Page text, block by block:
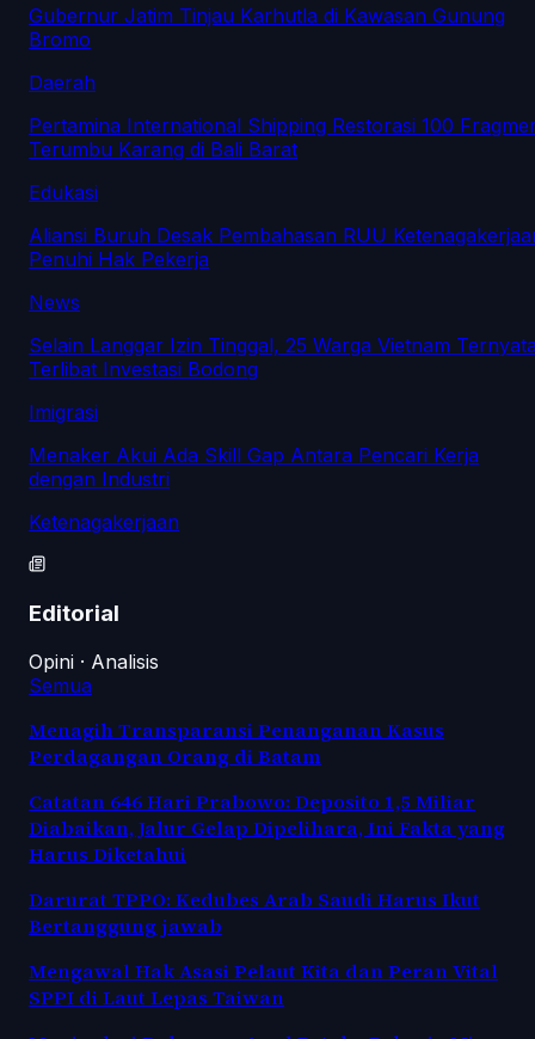
Gubernur Jatim Tinjau Karhutla di Kawasan Gunung
Bromo
Daerah
Pertamina International Shipping Restorasi 100
Terumbu Karang di Bali Barat
Edukasi
Aliansi Buruh Desak Pembahasan RUU
Penuhi Hak Pekerja
News
Selain Langgar Izin Tinggal, 25 Warga Vietnam
Terlibat Investasi Bodong
Imigrasi
Menaker Akui Ada Skill Gap Antara Pencari Kerja
dengan Industri
Ketenagakerjaan
Editorial
Opini · Analisis
Semua
Menagih Transparansi Penanganan Kasus
Perdagangan Orang di Batam
Catatan 646 Hari Prabowo: Deposito 1,5 Miliar
Diabaikan, Jalur Gelap Dipelihara, Ini Fakta yang
Harus Diketahui
Darurat TPPO: Kedubes Arab Saudi Harus Ikut
Bertanggung jawab
Mengawal Hak Asasi Pelaut Kita dan Peran Vital
SPPI di Laut Lepas Taiwan